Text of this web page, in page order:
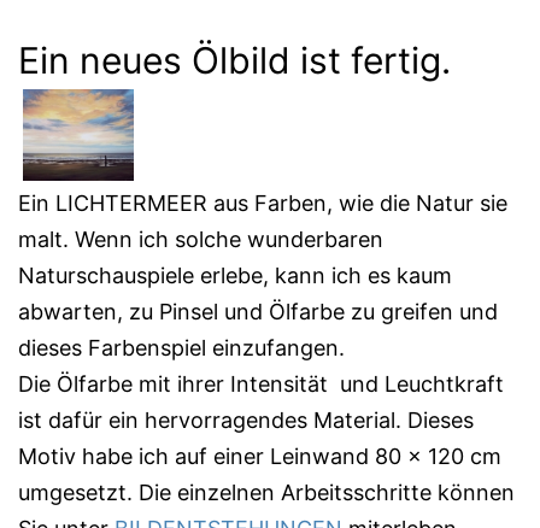
Ein neues Ölbild ist fertig.
Ein LICHTERMEER aus Farben, wie die Natur sie
malt. Wenn ich solche wunderbaren
Naturschauspiele erlebe, kann ich es kaum
abwarten, zu Pinsel und Ölfarbe zu greifen und
dieses Farbenspiel einzufangen.
Die Ölfarbe mit ihrer Intensität und Leuchtkraft
ist dafür ein hervorragendes Material. Dieses
Motiv habe ich auf einer Leinwand 80 x 120 cm
umgesetzt. Die einzelnen Arbeitsschritte können